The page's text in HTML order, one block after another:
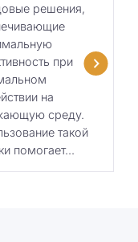
решения,
при
на
среду.
такой
помогает...